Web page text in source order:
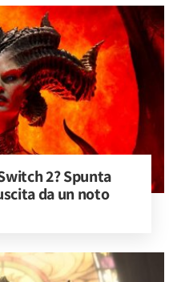
2? Spunta
da un noto